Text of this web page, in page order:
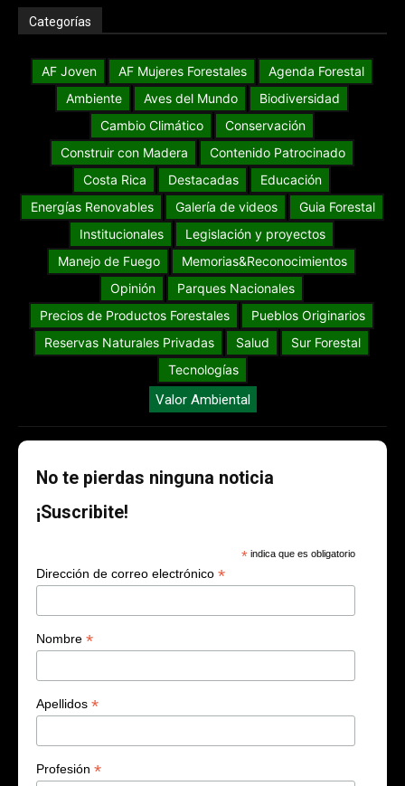
Categorías
AF Joven AF Mujeres Forestales
Agenda Forestal
Ambiente
Aves del Mundo
Biodiversidad
Cambio Climático
Conservación
Construir con Madera
Contenido Patrocinado
Costa Rica
Destacadas
Educación
Energías Renovables
Galería de videos
Guia Forestal
Institucionales
Legislación y proyectos
Manejo de Fuego
Memorias&Reconocimientos
Opinión
Parques Nacionales
Precios de Productos Forestales
Pueblos Originarios
Reservas Naturales Privadas
Salud
Sur Forestal
Tecnologías
Valor Ambiental
No te pierdas ninguna noticia
¡Suscribite!
* indica que es obligatorio
Dirección de correo electrónico *
Nombre *
Apellidos *
Profesión *